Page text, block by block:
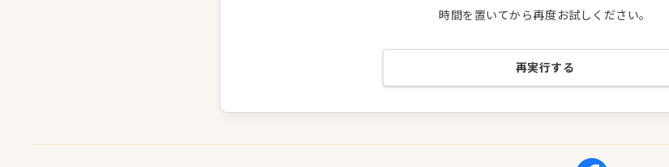
時間を置いてから再度お試しください。
再実行する